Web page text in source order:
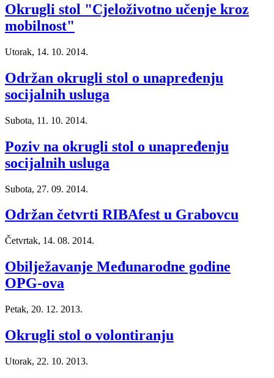
Okrugli stol "Cjeloživotno učenje kroz
mobilnost"
Utorak, 14. 10. 2014.
Održan okrugli stol o unapređenju
socijalnih usluga
Subota, 11. 10. 2014.
Poziv na okrugli stol o unapređenju
socijalnih usluga
Subota, 27. 09. 2014.
Održan četvrti RIBAfest u Grabovcu
Četvrtak, 14. 08. 2014.
Obilježavanje Međunarodne godine
OPG-ova
Petak, 20. 12. 2013.
Okrugli stol o volontiranju
Utorak, 22. 10. 2013.